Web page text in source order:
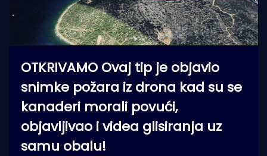
OTKRIVAMO Ovaj tip je objavio
snimke požara iz drona kad su se
kanaderi morali povući,
objavljivao i videa glisiranja uz
samu obalu!